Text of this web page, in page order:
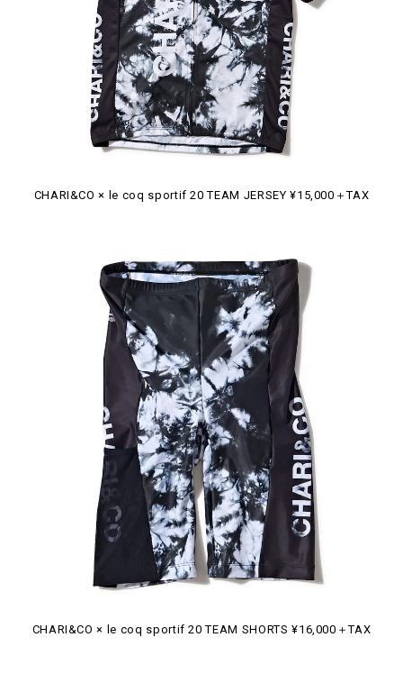
CHARI&CO × le coq sportif 20 TEAM JERSEY ¥15,000＋TAX
CHARI&CO × le coq sportif 20 TEAM SHORTS ¥16,000＋TAX